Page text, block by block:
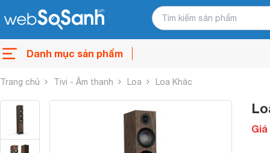
Danh mục sản phẩm
Trang chủ Tivi - Âm thanh Loa Loa Khác
Giá